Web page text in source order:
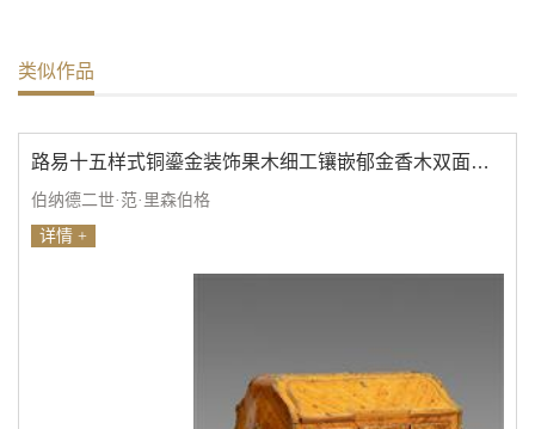
类似作品
路易十五样式铜鎏金装饰果木细工镶嵌郁金香木双面翻盖办公桌
伯纳德二世·范·里森伯格
详情 +